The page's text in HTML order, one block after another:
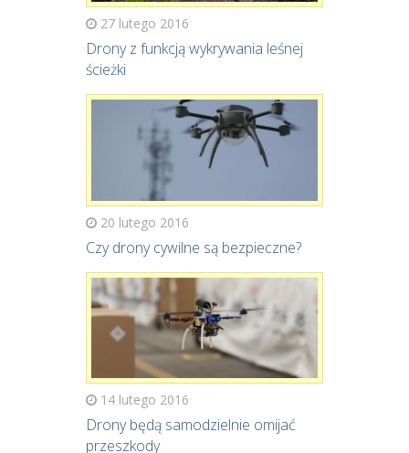
27 lutego 2016
Drony z funkcją wykrywania leśnej
ścieżki
20 lutego 2016
Czy drony cywilne są bezpieczne?
14 lutego 2016
Drony będą samodzielnie omijać
przeszkody